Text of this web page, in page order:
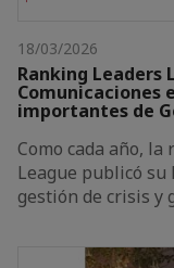
18/03/2026
Ranking Leaders
Comunicaciones
importantes de
Como cada año,
League publicó
gestión de crisis y